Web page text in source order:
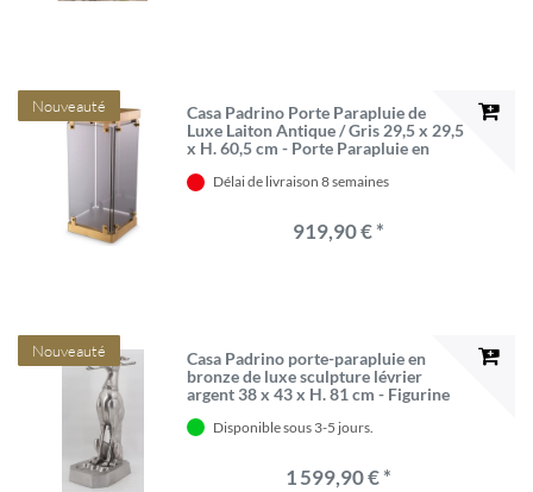
Nouveauté
Casa Padrino Porte Parapluie de
Luxe Laiton Antique / Gris 29,5 x 29,5
x H. 60,5 cm - Porte Parapluie en
Hôtel & Restaurant - Accessoires de
Délai de livraison 8 semaines
919,90 € *
Nouveauté
Casa Padrino porte-parapluie en
bronze de luxe sculpture lévrier
argent 38 x 43 x H. 81 cm - Figurine
LuxeDisponible sous 3-5 jours.
1 599,90 € *